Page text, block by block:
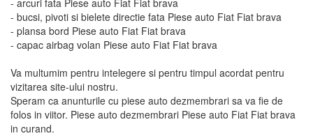
- arcuri fata Piese auto Fiat Fiat brava
- bucsi, pivoti si bielete directie fata Piese auto Fiat Fiat brava
- plansa bord Piese auto Fiat Fiat brava
- capac airbag volan Piese auto Fiat Fiat brava
Va multumim pentru intelegere si pentru timpul acordat pentru
vizitarea site-ului nostru.
Speram ca anunturile cu piese auto dezmembrari sa va fie de
folos in viitor. Piese auto dezmembrari Piese auto Fiat Fiat brava
in curand.